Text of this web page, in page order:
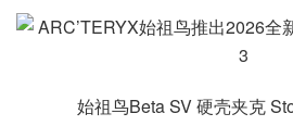
始祖鸟Beta SV 硬壳夹克